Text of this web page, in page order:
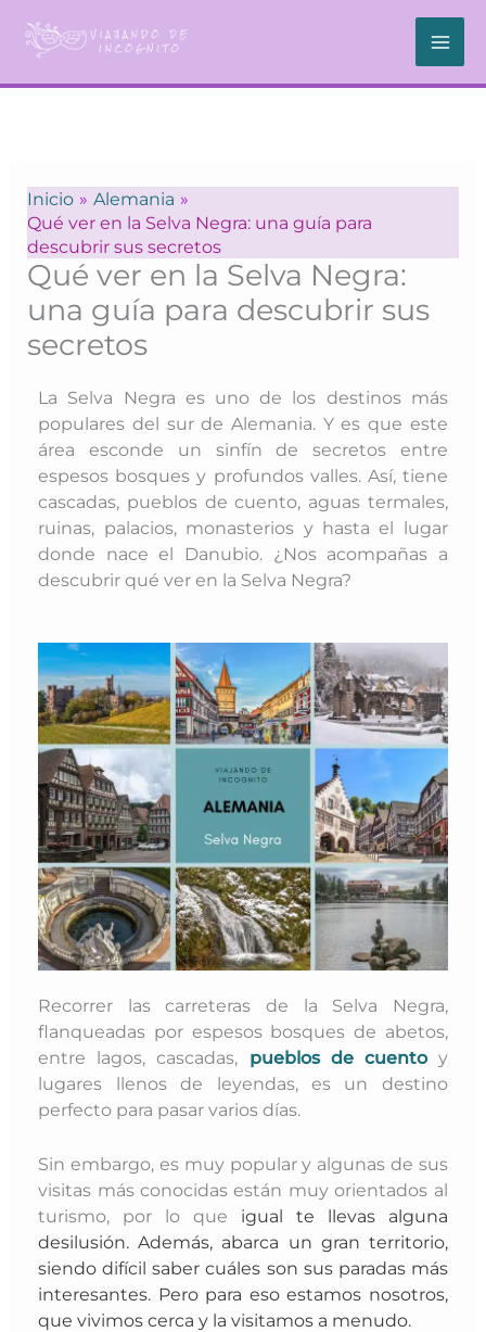
contenido
Inicio
Alemania
Qué ver en la Selva Negra: una guía para
descubrir sus secretos
Qué ver en la Selva Negra:
una guía para descubrir sus
secretos
La Selva Negra es uno de los destinos más
populares del sur de Alemania. Y es que este
área esconde un sinfín de secretos entre
espesos bosques y profundos valles. Así, tiene
cascadas, pueblos de cuento, aguas termales,
ruinas, palacios, monasterios y hasta el lugar
donde nace el Danubio. ¿Nos acompañas a
descubrir qué ver en la Selva Negra?
Recorrer las carreteras de la Selva Negra,
flanqueadas por espesos bosques de abetos,
entre lagos, cascadas, pueblos de cuentoy
lugares llenos de leyendas, es un destino
perfecto para pasar varios días.
Sin embargo, es muy popular y algunas de sus
visitas más conocidas están muy orientados al
turismo, por lo que igual te llevas alguna
desilusión. Además, abarca un gran territorio,
siendo difícil saber cuáles son sus paradas más
interesantes. Pero para eso estamos nosotros,
que vivimos cerca y la visitamos a menudo.